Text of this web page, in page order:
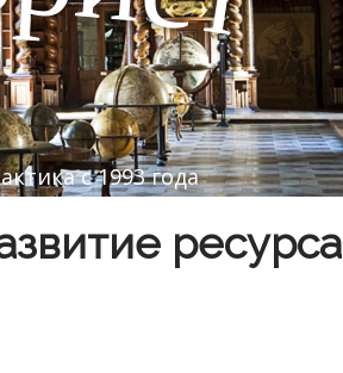
с 1993 года
ресурса